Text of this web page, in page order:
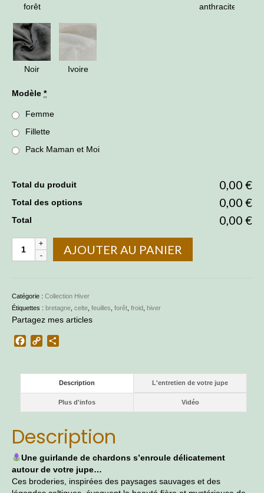
forêt
anthracite
Noir Ivoire
Modèle *
Femme
Fillette
Pack Maman et Moi
Total du produit 0,00 €
Total des options 0,00 €
Total 0,00 €
quantité
chardons
AJOUTER AU PANIER
Catégorie : Collection Hiver
Étiquettes : bretagne celte feuilles forêt froid hiver
Partagez mes articles
Facebook
Copy
Description L'entretien de votre jupe
Plus d'infos Vidéo
Description
Une guirlande de chardons s’enroule délicatement
autour de votre jupe…
Ces broderies, inspirées des paysages sauvages et des